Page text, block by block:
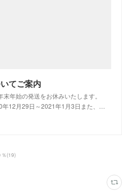
てご案内
年始の発送をお休みいたします。
年12月29日～2021年1月3日また、…
％(19)